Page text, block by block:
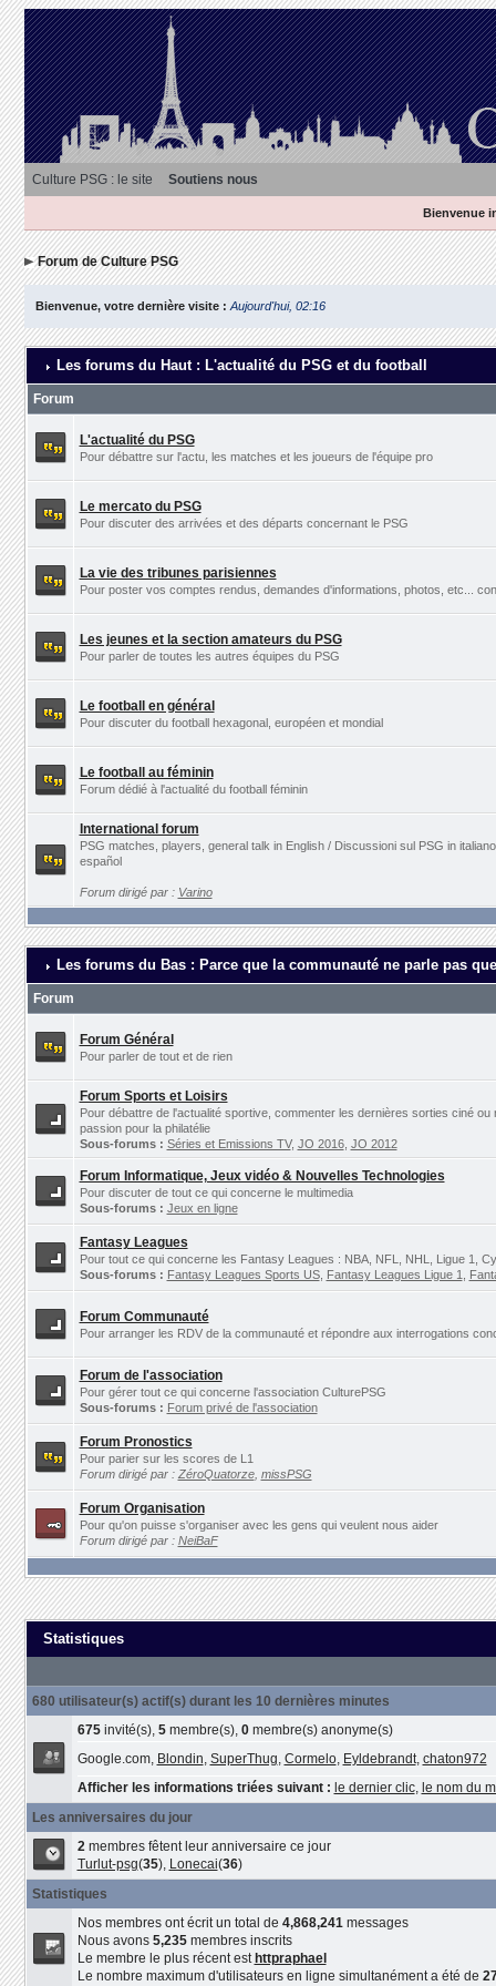
Culture PSG : le site Soutiens nous
Bienvenue
Forum de Culture PSG
Bienvenue, votre dernière visite : Aujourd'hui, 02:16
Les forums du Haut : L'actualité du PSG et du football
Forum
L'actualité du PSG
Pour débattre sur l'actu, les matches et les joueurs de l'équipe pro
Le mercato du PSG
Pour discuter des arrivées et des départs concernant le PSG
La vie des tribunes parisiennes
Pour poster vos comptes rendus, demandes d'informations, photos, etc...
Les jeunes et la section amateurs du PSG
Pour parler de toutes les autres équipes du PSG
Le football en général
Pour discuter du football hexagonal, européen et mondial
Le football au féminin
Forum dédié à l'actualité du football féminin
International forum
PSG matches, players, general talk in English / Discussioni sul PSG in
español
Forum dirigé par : Varino
Les forums du Bas : Parce que la communauté ne parle pas
Forum
Forum Général
Pour parler de tout et de rien
Forum Sports et Loisirs
Pour débattre de l'actualité sportive, commenter les dernières sorties ciné ou
passion pour la philatélie
Sous-forums : Séries et Emissions TV, JO 2016, JO 2012
Forum Informatique, Jeux vidéo & Nouvelles Technologies
Pour discuter de tout ce qui concerne le multimedia
Sous-forums : Jeux en ligne
Fantasy Leagues
Pour tout ce qui concerne les Fantasy Leagues : NBA, NFL, NHL, Ligue 1,
Sous-forums : Fantasy Leagues Sports US, Fantasy Leagues Ligue 1
Forum Communauté
Pour arranger les RDV de la communauté et répondre aux interrogations
Forum de l'association
Pour gérer tout ce qui concerne l'association CulturePSG
Sous-forums : Forum privé de l'association
Forum Pronostics
Pour parier sur les scores de L1
Forum dirigé par : ZéroQuatorze, missPSG
Forum Organisation
Pour qu'on puisse s'organiser avec les gens qui veulent nous aider
Forum dirigé par : NeiBaF
Statistiques
680 utilisateur(s) actif(s) durant les 10 dernières minutes
675invité(s), 5membre(s), 0membre(s) anonyme(s)
Google.com, Blondin, SuperThug, Cormelo, Eyldebrandt, chaton972
Afficher les informations triées suivant : le dernier clic, le nom du
Les anniversaires du jour
2membres fêtent leur anniversaire ce jour
Turlut-psg(35), Lonecai(36)
Statistiques
Nos membres ont écrit un total de 4,868,241messages
Nous avons 5,235membres inscrits
Le membre le plus récent est httpraphael
Le nombre maximum d'utilisateurs en ligne simultanément a été de